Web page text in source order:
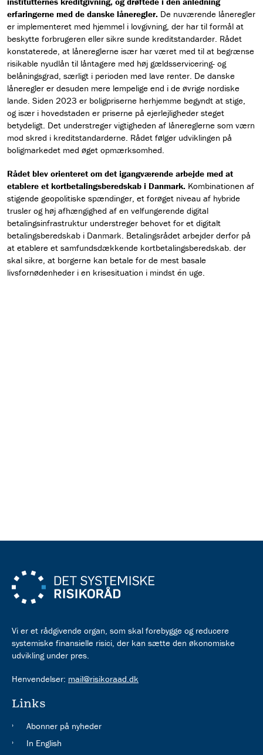
erfaringerne med de danske låneregler. De nuværende låneregler
er implementeret med hjemmel i lovgivning, der har til formål at
beskytte forbrugeren eller sikre sunde kreditstandarder. Rådet
konstaterede, at lånereglerne især har været med til at begrænse
risikable nyudlån til låntagere med høj gældsservicering- og
belåningsgrad, særligt i perioden med lave renter. De danske
låneregler er desuden mere lempelige end i de øvrige nordiske
lande. Siden 2023 er boligpriserne herhjemme begyndt at stige,
og især i hovedstaden er priserne på ejerlejligheder steget
betydeligt. Det understreger vigtigheden af lånereglerne som værn
mod skred i kreditstandarderne. Rådet følger udviklingen på
boligmarkedet med øget opmærksomhed.
Rådet blev orienteret om det igangværende arbejde med at
etablere et kortbetalingsberedskab i Danmark. Kombinationen af
stigende geopolitiske spændinger, et forøget niveau af hybride
trusler og høj afhængighed af en velfungerende digital
betalingsinfrastruktur understreger behovet for et digitalt
betalingsberedskab i Danmark. Betalingsrådet arbejder derfor på
at etablere et samfundsdækkende kortbetalingsberedskab. der
skal sikre, at borgerne kan betale for de mest basale
livsfornødenheder i en krisesituation i mindst én uge.
Vi er et rådgivende organ, som skal forebygge og reducere
systemiske finansielle risici, der kan sætte den økonomiske
udvikling under pres.
Henvendelser: mail@risikoraad.dk
Links
Abonner på nyheder
In English